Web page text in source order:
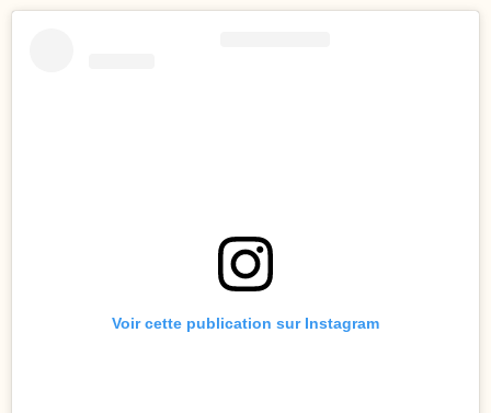
Voir cette publication sur Instagram